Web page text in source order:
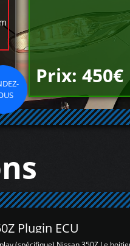
Prix: 450€
Plugin ECU